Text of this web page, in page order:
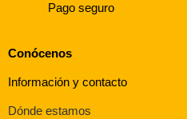
Pago seguro
Conócenos
Información y contacto
Dónde estamos